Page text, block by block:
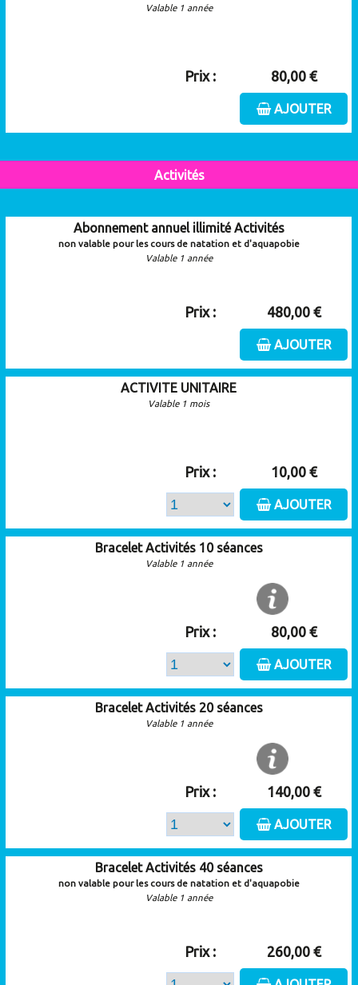
Valable 1 année
Prix : 80,00 €
AJOUTER
Activités
Abonnement annuel illimité Activités
non valable pour les cours de natation et d'aquapobie
Valable 1 année
Prix : 480,00 €
AJOUTER
ACTIVITE UNITAIRE
Valable 1 mois
Prix : 10,00 €
AJOUTER
Bracelet Activités 10 séances
Valable 1 année
Prix : 80,00 €
AJOUTER
Bracelet Activités 20 séances
Valable 1 année
Prix : 140,00 €
AJOUTER
Bracelet Activités 40 séances
non valable pour les cours de natation et d'aquapobie
Valable 1 année
Prix : 260,00 €